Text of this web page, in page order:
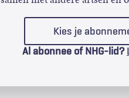
Kies je
Al abonnee of NHG-lid?